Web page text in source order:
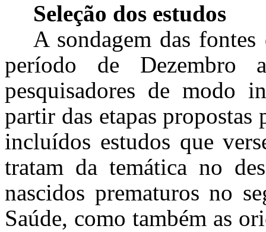
Seleção dos estudos
A sondagem das
período de
pesquisadores de modo
partir das etapas propostas
incluídos estudos que
tratam da temática no
nascidos prematuros no
Saúde, como também as